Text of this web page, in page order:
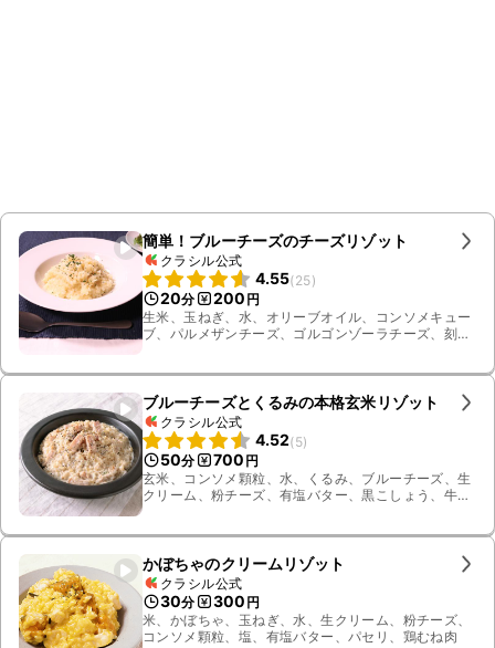
簡単！ブルーチーズのチーズリゾット
クラシル公式
4.55(25)
20分 200 円
生米、玉ねぎ、水、オリーブオイル、コンソメキュー
ブ、パルメザンチーズ、ゴルゴンゾーラチーズ、刻み
ブルーチーズとくるみの本格玄米リゾット
クラシル公式
4.52(5)
50分 700 円
玄米、コンソメ顆粒、水、くるみ、ブルーチーズ、生
クリーム、粉チーズ、有塩バター、黒こしょう、牛
かぼちゃのクリームリゾット
クラシル公式
30分 300 円
米、かぼちゃ、玉ねぎ、水、生クリーム、粉チーズ、
コンソメ顆粒、塩、有塩バター、パセリ、鶏むね肉